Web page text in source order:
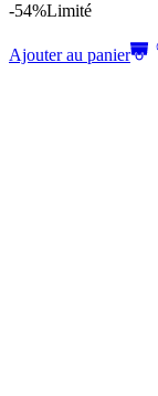
-54%Limité
Ajouter au panier